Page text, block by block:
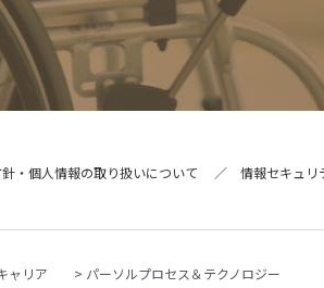
・個人情報の取り扱いについて 情報セキュリ
ャリア パーソルプロセス＆テクノロジー